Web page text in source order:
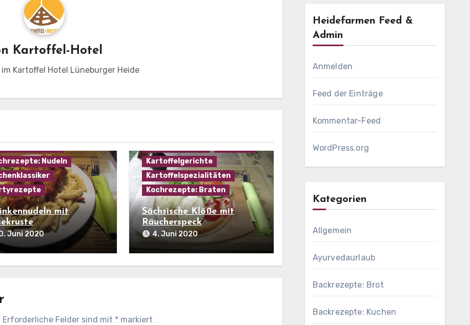
Kartoffel-Hotel
Kartoffel Hotel Lüneburger Heide
Nudeln
mit
Juni 2020
Kartoffelgerichte
Kartoffelspezialitäten
Kochrezepte: Braten
Sächsische Klöße mit
Räucherspeck
4. Juni 2020
Erforderliche Felder sind mit * markiert
Heidefarmen Feed &
Admin
Anmelden
Feed der Einträge
Kommentar-Feed
WordPress.org
Kategorien
Allgemein
Ayurvedaurlaub
Backrezepte: Brot
Backrezepte: Kuchen